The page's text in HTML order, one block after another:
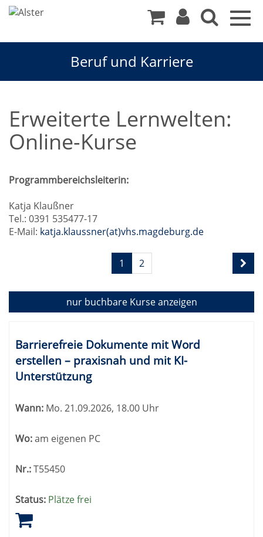
Beruf und Karriere
Erweiterte Lernwelten:
Online-Kurse
Programmbereichsleiterin:
Katja Klaußner
Tel.: 0391 535477-17
E-Mail: katja.klaussner(at)vhs.magdeburg.de
1 2
nur buchbareKurse anzeigen
Tabellenüberschriften
können
sortiert
werden.
Barrierefreie Dokumente mit Word
erstellen – praxisnah und mit KI-
Unterstützung
Wann: Mo. 21.09.2026, 18.00 Uhr
Wo:am eigenen PC
Nr.:T55450
Status: Plätze frei